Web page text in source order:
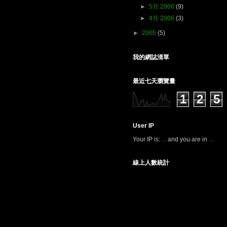
►5月 2006(9)
►4月 2006(3)
► 2005 (5)
我的網誌清單
最近七天瀏覽量
1 2 5
User IP
Your IP is: ... and you are in ...
線上人數統計